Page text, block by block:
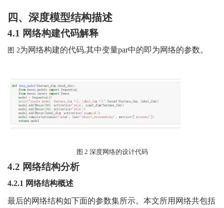
四、深度模型结构描述
4.1 网络构建代码解释
图 2为网络构建的代码,其中变量par中的即为网络的参数。
图 2 深度网络的设计代码
4.2 网络结构分析
4.2.1 网络结构概述
最后的网络结构如下面的参数集所示。本文所用网络共包括